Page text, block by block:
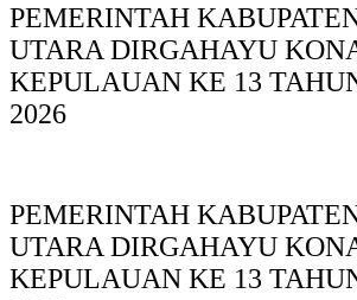
PEMERINTAH
UTARA DIRGAHAYU
KEPULAUAN KE 13
2026
PEMERINTAH
UTARA DIRGAHAYU
KEPULAUAN KE 13